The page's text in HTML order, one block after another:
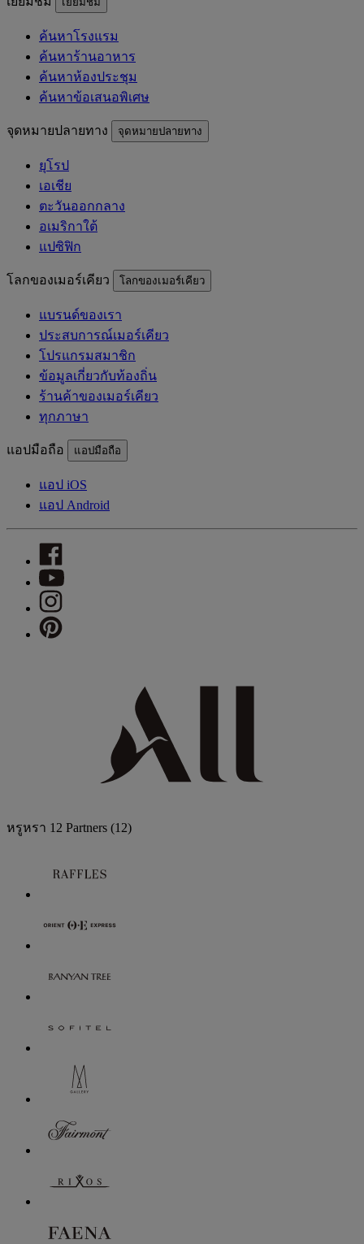
ค้นหาโรงแรม
ค้นหาร้านอาหาร
ค้นหาห้องประชุม
ค้นหาข้อเสนอพิเศษ
จุดหมายปลายทาง จุดหมายปลายทาง
ยุโรป
เอเชีย
ตะวันออกกลาง
อเมริกาใต้
แปซิฟิก
โลกของเมอร์เคียว โลกของเมอร์เคียว
แบรนด์ของเรา
ประสบการณ์เมอร์เคียว
โปรแกรมสมาชิก
ข้อมูลเกี่ยวกับท้องถิ่น
ร้านค้าของเมอร์เคียว
ทุกภาษา
แอปมือถือ แอปมือถือ
แอป iOS
แอป Android
หรูหรา 12 Partners (12)